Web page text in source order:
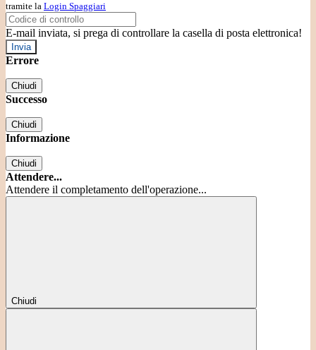
tramite la Login Spaggiari
E-mail inviata, si prega di controllare la casella di posta elettronica!
Errore
Chiudi
Successo
Chiudi
Informazione
Chiudi
Attendere...
Attendere il completamento dell'operazione...
Chiudi